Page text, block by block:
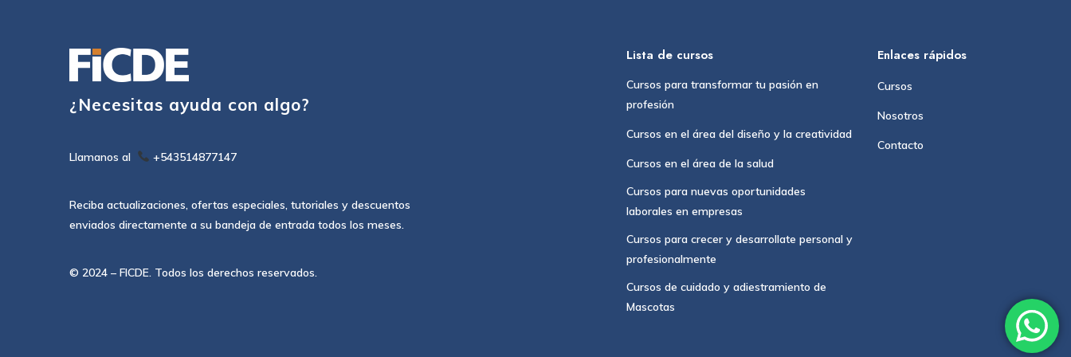
¿Necesitas ayuda con algo?
Llamanos al +543514877147
Reciba actualizaciones, ofertas especiales, tutoriales y descuentos
enviados directamente a su bandeja de entrada todos los meses.
© 2024 – FICDE. Todos los derechos reservados.
Lista de cursos
Cursos para transformar tu pasión en
profesión
Cursos en el área del diseño y la creatividad
Cursos en el área de la salud
Cursos para nuevas oportunidades
laborales en empresas
Cursos para crecer y desarrollate personal y
profesionalmente
Cursos de cuidado y adiestramiento de
Mascotas
Enlaces rápidos
Cursos
Nosotros
Contacto